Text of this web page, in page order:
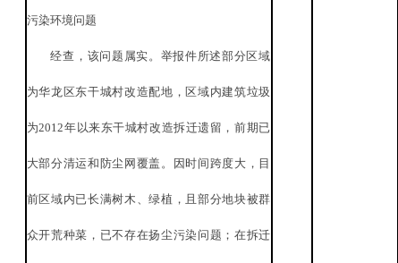
污染环境问题
经查，该问题属实。举报件所述部分区域
为华龙区东干城村改造配地，区域内建筑垃圾
为2012年以来东干城村改造拆迁遗留，前期已
大部分清运和防尘网覆盖。因时间跨度大，目
前区域内已长满树木、绿植，且部分地块被群
众开荒种菜，已不存在扬尘污染问题；在拆迁